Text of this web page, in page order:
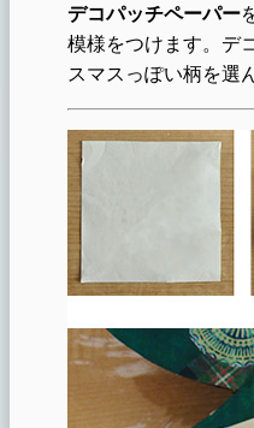
デコパッチペーパー
模様をつけます。デ
スマスっぽい柄を選